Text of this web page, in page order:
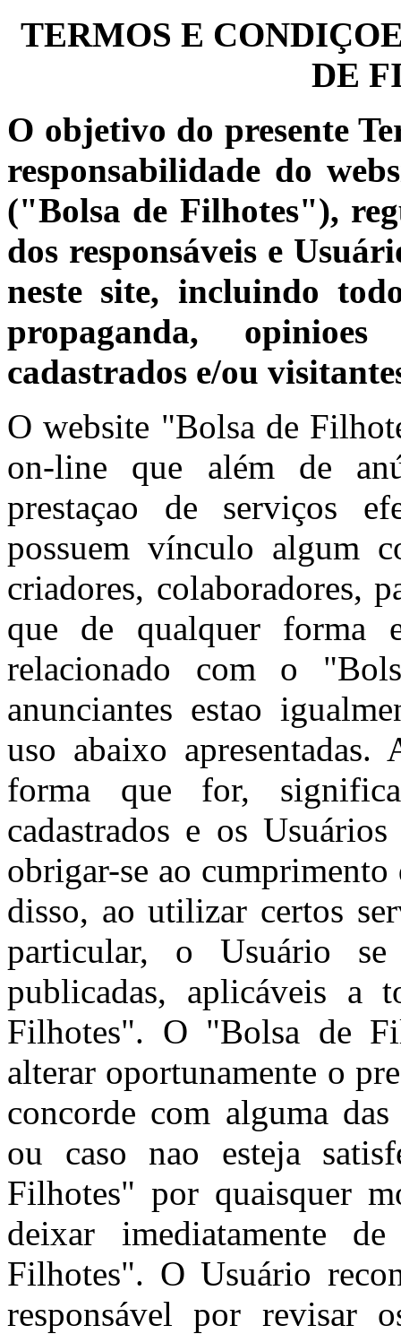
TERMOS E
DE
O objetivo do presente
responsabilidade do
("Bolsa de Filhotes"),
dos responsáveis e
neste site, incluindo
propaganda,
cadastrados e/ou
O website "Bolsa de
on-line que além de
prestaçao de serviços
possuem vínculo algum
criadores, colaboradores,
que de qualquer forma
relacionado com o
anunciantes estao
uso abaixo
forma que for,
cadastrados e os
obrigar-se ao cumprimento
disso, ao utilizar certos
particular, o Usuário
publicadas, aplicáveis a
Filhotes". O "Bolsa de
alterar oportunamente o
concorde com alguma
ou caso nao esteja
Filhotes" por quaisquer
deixar imediatamente
Filhotes". O Usuário
responsável por revisar